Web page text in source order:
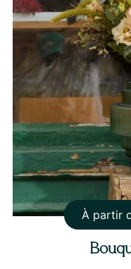
À partir